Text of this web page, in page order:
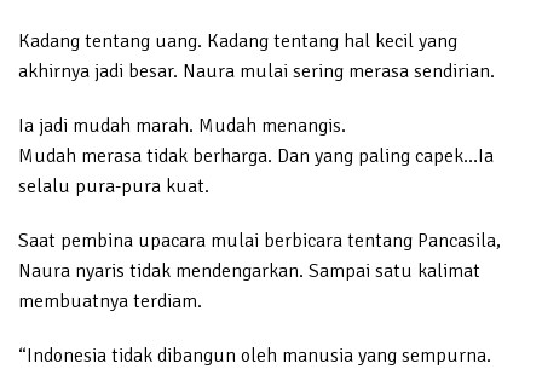
Kadang tentang uang. Kadang tentang hal kecil yang
akhirnya jadi besar. Naura mulai sering merasa sendirian.
Ia jadi mudah marah. Mudah menangis.
Mudah merasa tidak berharga. Dan yang paling capek…Ia
selalu pura-pura kuat.
Saat pembina upacara mulai berbicara tentang Pancasila,
Naura nyaris tidak mendengarkan. Sampai satu kalimat
membuatnya terdiam.
“Indonesia tidak dibangun oleh manusia yang sempurna.